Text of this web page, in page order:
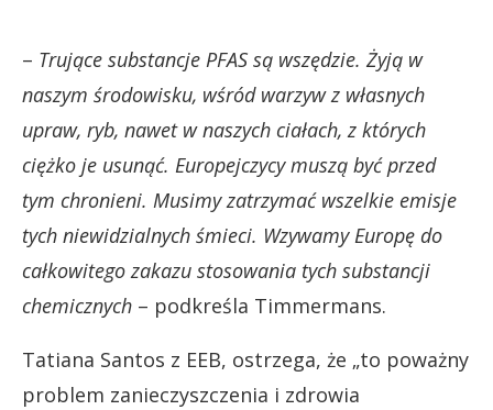
– Trujące substancje PFAS są wszędzie. Żyją w
naszym środowisku, wśród warzyw z własnych
upraw, ryb, nawet w naszych ciałach, z których
ciężko je usunąć. Europejczycy muszą być przed
tym chronieni. Musimy zatrzymać wszelkie emisje
tych niewidzialnych śmieci. Wzywamy Europę do
całkowitego zakazu stosowania tych substancji
chemicznych – podkreśla Timmermans.
Tatiana Santos z EEB, ostrzega, że „to poważny
problem zanieczyszczenia i zdrowia